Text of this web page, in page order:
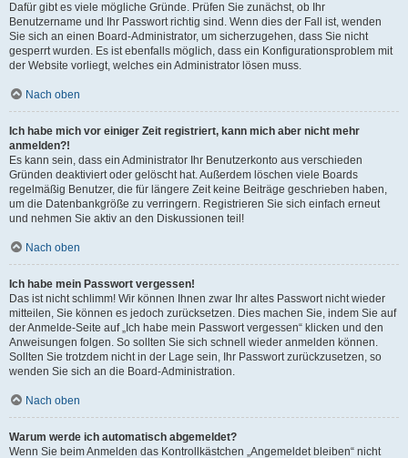
Dafür gibt es viele mögliche Gründe. Prüfen Sie zunächst, ob Ihr
Benutzername und Ihr Passwort richtig sind. Wenn dies der Fall ist, wenden
Sie sich an einen Board-Administrator, um sicherzugehen, dass Sie nicht
gesperrt wurden. Es ist ebenfalls möglich, dass ein Konfigurationsproblem mit
der Website vorliegt, welches ein Administrator lösen muss.
Nach oben
Ich habe mich vor einiger Zeit registriert, kann mich aber nicht mehr
anmelden?!
Es kann sein, dass ein Administrator Ihr Benutzerkonto aus verschieden
Gründen deaktiviert oder gelöscht hat. Außerdem löschen viele Boards
regelmäßig Benutzer, die für längere Zeit keine Beiträge geschrieben haben,
um die Datenbankgröße zu verringern. Registrieren Sie sich einfach erneut
und nehmen Sie aktiv an den Diskussionen teil!
Nach oben
Ich habe mein Passwort vergessen!
Das ist nicht schlimm! Wir können Ihnen zwar Ihr altes Passwort nicht wieder
mitteilen, Sie können es jedoch zurücksetzen. Dies machen Sie, indem Sie auf
der Anmelde-Seite auf „Ich habe mein Passwort vergessen“ klicken und den
Anweisungen folgen. So sollten Sie sich schnell wieder anmelden können.
Sollten Sie trotzdem nicht in der Lage sein, Ihr Passwort zurückzusetzen, so
wenden Sie sich an die Board-Administration.
Nach oben
Warum werde ich automatisch abgemeldet?
Wenn Sie beim Anmelden das Kontrollkästchen „Angemeldet bleiben“ nicht